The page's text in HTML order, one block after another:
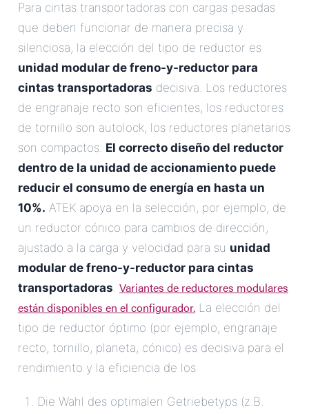
Para cintas transportadoras con cargas pesadas
que deben funcionar de manera precisa y
silenciosa, la elección del tipo de reductor es
unidad modular de freno-y-reductor para
cintas transportadoras decisiva. Los reductores
de engranaje recto son eficientes, los reductores
de tornillo son autolock, los reductores planetarios
son compactos. El correcto diseño del reductor
dentro de la unidad de accionamiento puede
reducir el consumo de energía en hasta un
10%. ATEK apoya en la selección, por ejemplo, de
un reductor cónico para cambios de dirección,
ajustado a la carga y velocidad para su unidad
modular de freno-y-reductor para cintas
transportadoras. Variantes de reductores modulares
están disponibles en el configurador. La elección del
tipo de reductor óptimo (por ejemplo, engranaje
recto, tornillo, planeta, cónico) es decisiva para el
rendimiento y la eficiencia de los
Die Wahl des optimalen Getriebetyps (z.B.